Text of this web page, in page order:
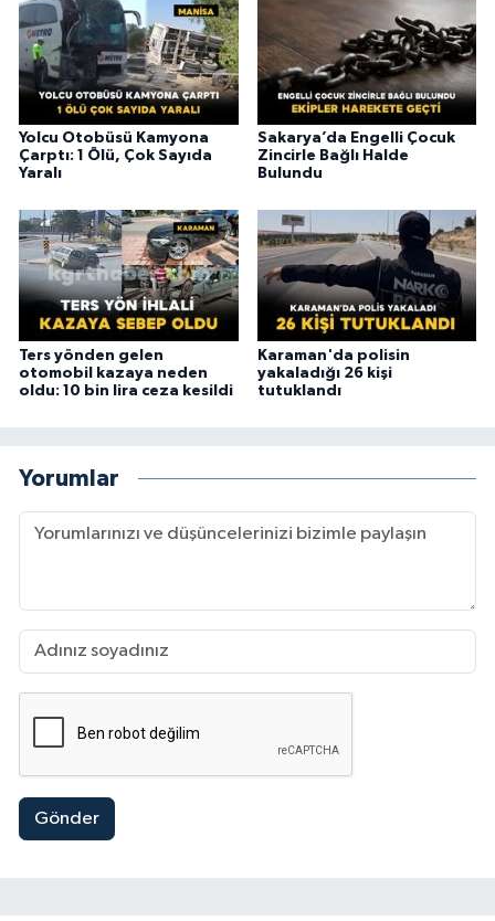
Yolcu Otobüsü Kamyona
Çarptı: 1 Ölü, Çok Sayıda
Yaralı
Sakarya’da Engelli Çocuk
Zincirle Bağlı Halde
Bulundu
Ters yönden gelen
otomobil kazaya neden
oldu: 10 bin lira ceza kesildi
Karaman'da polisin
yakaladığı 26 kişi
tutuklandı
Yorumlar
Gönder